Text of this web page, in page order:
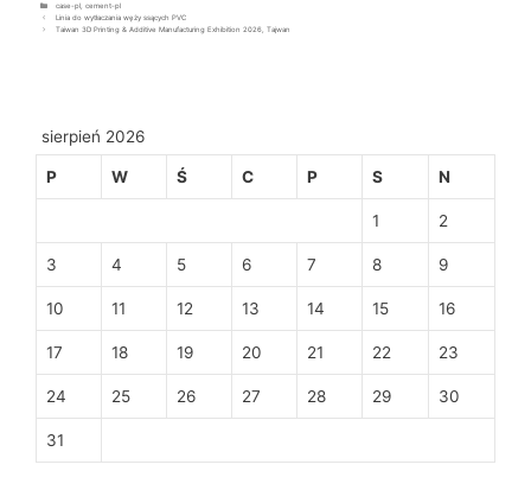
case-pl, cement-pl
Linia do wytłaczania węży ssących PVC
Taiwan 3D Printing & Additive Manufacturing Exhibition 2026, Tajwan
sierpień 2026
P W Ś C P S N
1 2
3 4 5 6 7 8 9
10 11 12 13 14 15 16
17 18 19 20 21 22 23
24 25 26 27 28 29 30
31